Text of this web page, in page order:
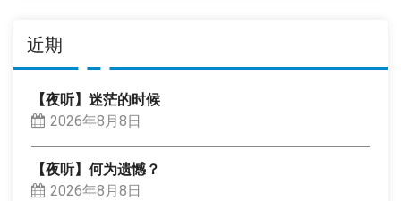
近期
【夜听】迷茫的时候
2026年8月8日
【夜听】何为遗憾？
2026年8月8日